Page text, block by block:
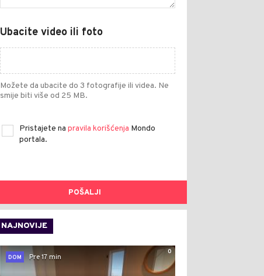
Ubacite video ili foto
Možete da ubacite do 3 fotografije ili videa. Ne
smije biti više od 25 MB.
Pristajete na pravila korišćenja Mondo
portala.
POŠALJI
NAJNOVIJE
0
DOM
Pre 17 min